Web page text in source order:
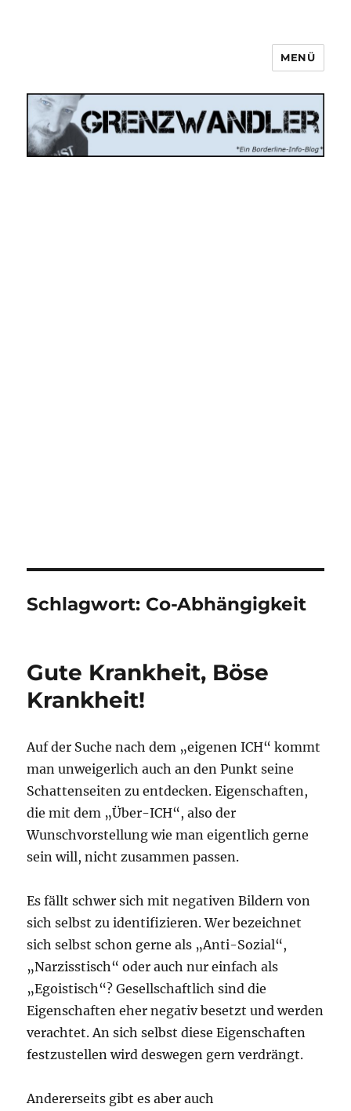
MENÜ
Schlagwort: Co-Abhängigkeit
Gute Krankheit, Böse
Krankheit!
Auf der Suche nach dem „eigenen ICH“ kommt
man unweigerlich auch an den Punkt seine
Schattenseiten zu entdecken. Eigenschaften,
die mit dem „Über-ICH“, also der
Wunschvorstellung wie man eigentlich gerne
sein will, nicht zusammen passen.
Es fällt schwer sich mit negativen Bildern von
sich selbst zu identifizieren. Wer bezeichnet
sich selbst schon gerne als „Anti-Sozial“,
„Narzisstisch“ oder auch nur einfach als
„Egoistisch“? Gesellschaftlich sind die
Eigenschaften eher negativ besetzt und werden
verachtet. An sich selbst diese Eigenschaften
festzustellen wird deswegen gern verdrängt.
Andererseits gibt es aber auch